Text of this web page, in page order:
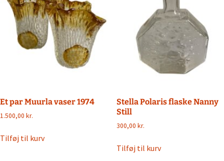
Et par Muurla vaser 1974
1.500,00 kr.
Tilføj til kurv
Stella Polaris flaske Nanny
Still
300,00 kr.
Tilføj til kurv